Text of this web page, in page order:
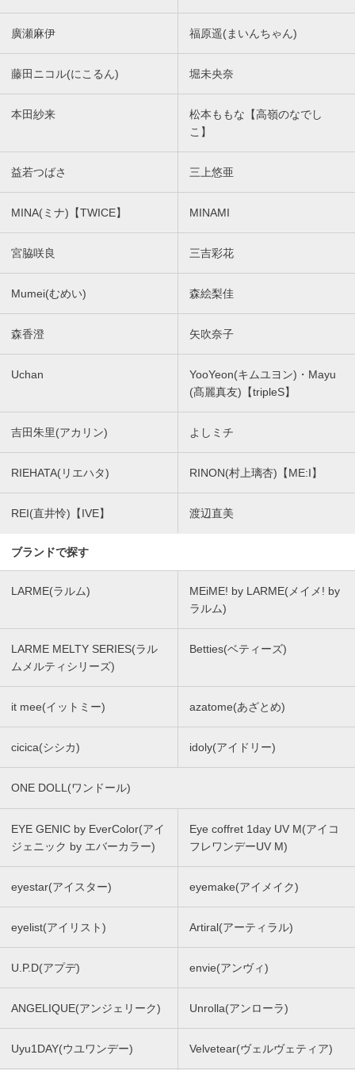
廣瀬麻伊 福原遥(まいんちゃん)
藤田ニコル(にこるん) 堀未央奈
本田紗来
松本ももな【高嶺のなでし
こ】
益若つばさ 三上悠亜
MINA(ミナ)【TWICE】 MINAMI
宮脇咲良 三吉彩花
Mumei(むめい) 森絵梨佳
森香澄 矢吹奈子
Uchan
YooYeon(キムユヨン)・Mayu
(髙麗真友)【tripleS】
吉田朱里(アカリン) よしミチ
RIEHATA(リエハタ) RINON(村上璃杏)【ME:I】
REI(直井怜)【IVE】 渡辺直美
ブランドで探す
LARME(ラルム)
MEiME! by LARME(メイメ! by
ラルム)
LARME MELTY SERIES(ラル
ムメルティシリーズ)
Betties(ベティーズ)
it mee(イットミー) azatome(あざとめ)
cicica(シシカ) idoly(アイドリー)
ONE DOLL(ワンドール)
EYE GENIC by EverColor(アイ
ジェニック by エバーカラー)
Eye coffret 1day UV M(アイコ
フレワンデーUV M)
eyestar(アイスター) eyemake(アイメイク)
eyelist(アイリスト) Artiral(アーティラル)
U.P.D(アプデ) envie(アンヴィ)
ANGELIQUE(アンジェリーク) Unrolla(アンローラ)
Uyu1DAY(ウユワンデー) Velvetear(ヴェルヴェティア)